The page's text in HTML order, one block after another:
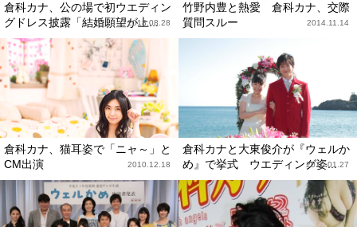
倉科カナ、公の場で初ウエディン
グドレス披露「結婚願望が上...
2018.08.28
竹野内豊と熱愛 倉科カナ、交際
質問スルー
2014.11.14
倉科カナ、猫耳姿で「ニャ～」と
CM出演
2010.12.18
倉科カナと大東俊介が『ウェルか
め』で挙式 ウエディング姿...
2010.01.27